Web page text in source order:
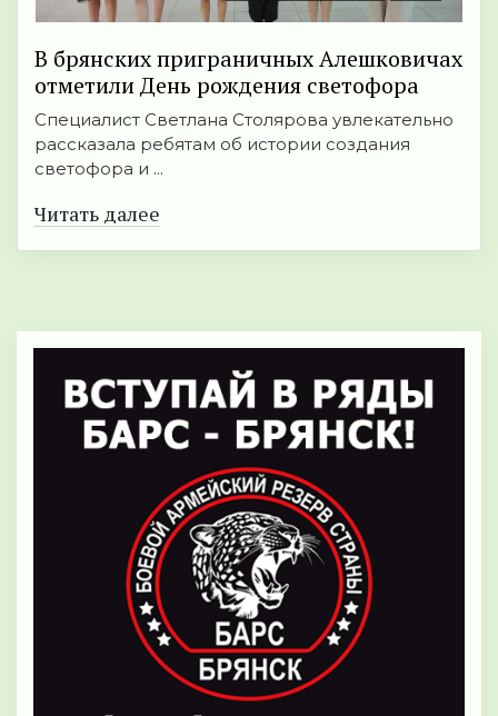
В брянских приграничных Алешковичах
отметили День рождения светофора
Специалист Светлана Столярова увлекательно
рассказала ребятам об истории создания
светофора и ...
Читать далее